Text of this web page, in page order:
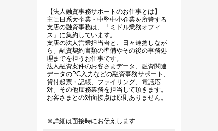
【法人融資事務サポートのお仕事とは】
主に日系大企業・中堅中小企業を所管する
支店の融資事務は、「ミドル業務オフィ
ス」に集約しています。
支店の法人営業担当者と、日々連携しなが
ら、融資契約書類の準備やその後の事務処
理までを担うお仕事です。
法人融資案件のお客さまデータ、融資関連
データのPC入力などの融資事務サポート、
貸付起票・記帳、ファイリング、電話応
対、その他庶務業務を担当して頂きます。
お客さまとの対面接点は原則ありません。
※詳細は面接時にお伝えします